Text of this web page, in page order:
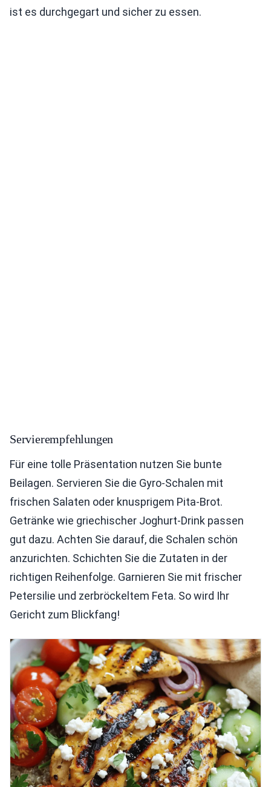
ist es durchgegart und sicher zu essen.
Servierempfehlungen
Für eine tolle Präsentation nutzen Sie bunte
Beilagen. Servieren Sie die Gyro-Schalen mit
frischen Salaten oder knusprigem Pita-Brot.
Getränke wie griechischer Joghurt-Drink passen
gut dazu. Achten Sie darauf, die Schalen schön
anzurichten. Schichten Sie die Zutaten in der
richtigen Reihenfolge. Garnieren Sie mit frischer
Petersilie und zerbröckeltem Feta. So wird Ihr
Gericht zum Blickfang!